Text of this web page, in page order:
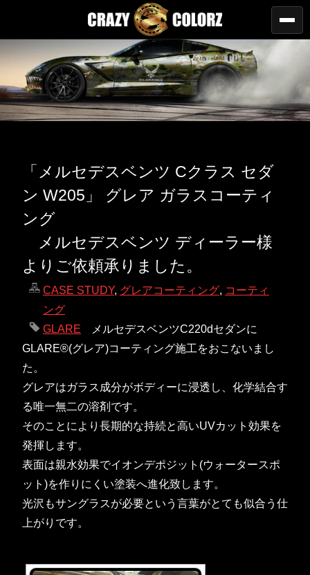
「メルセデスベンツ Cクラス セダ
ン W205」 グレア ガラスコーティ
ング
メルセデスベンツ ディーラー様
よりご依頼承りました。
CASE STUDY, グレアコーティング, コーティ
ング
GLARE
メルセデスベンツC220dセダンに
GLARE®(グレア)コーティング施工をおこないまし
た。
グレアはガラス成分がボディーに浸透し、化学結合す
る唯一無二の溶剤です。
そのことにより長期的な持続と高いUVカット効果を
発揮します。
表面は親水効果でイオンデポジット(ウォータースポ
ット)を作りにくい塗装へ進化致します。
光沢もサングラスが必要という言葉がとても似合う仕
上がりです。